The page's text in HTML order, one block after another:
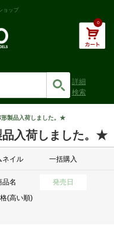
ョップ
0
詳細
検索
製品入荷しました。★
入荷しました。★
ネイル 一括購入
品名
発売日
(高い順)